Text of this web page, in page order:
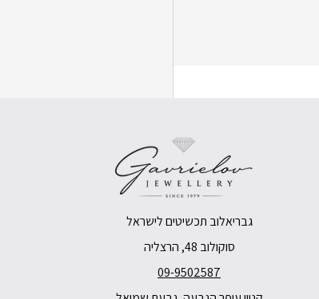
פוסטים אחרונים
גבריאלוב תכשיטים לישראל
סוקולוב 48, הרצליה
09-9502587